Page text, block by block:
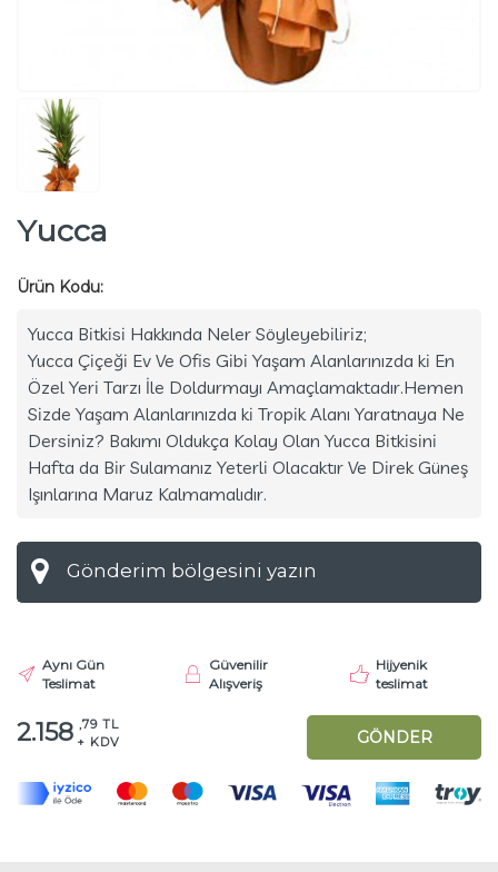
Yucca
Ürün Kodu:
Yucca Bitkisi Hakkında Neler Söyleyebiliriz;
Yucca Çiçeği Ev Ve Ofis Gibi Yaşam Alanlarınızda ki En
Özel Yeri Tarzı İle Doldurmayı Amaçlamaktadır.Hemen
Sizde Yaşam Alanlarınızda ki Tropik Alanı Yaratnaya Ne
Dersiniz? Bakımı Oldukça Kolay Olan Yucca Bitkisini
Hafta da Bir Sulamanız Yeterli Olacaktır Ve Direk Güneş
Işınlarına Maruz Kalmamalıdır.
Aynı Gün
Teslimat
Güvenilir
Alışveriş
Hijyenik
teslimat
2.158 ,79 TL
+ KDV
GÖNDER